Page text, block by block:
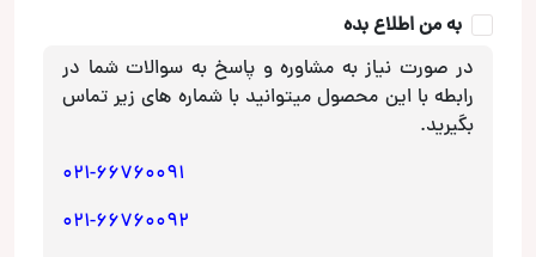
به من اطلاع بده
در صورت نیاز به مشاوره و پاسخ به سوالات شما در
رابطه با این محصول میتوانید با شماره های زیر تماس
بگیرید.
021-66760091
021-66760092